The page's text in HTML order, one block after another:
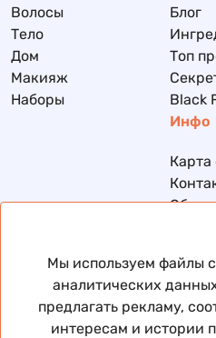
Волосы
Тело
Дом
Макияж
Наборы
Блог
Топ
Black
Инфо
Карта
Обмен
Мы используем файлы
аналитических
предлагать рекламу,
интересам и истории